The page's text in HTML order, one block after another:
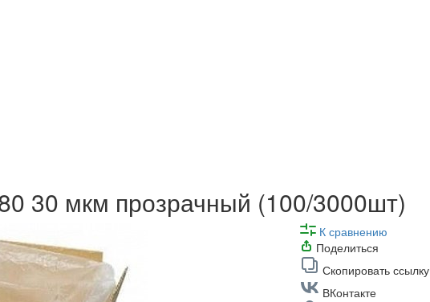
30 мкм прозрачный (100/3000шт)
К сравнению
Поделиться
Скопировать ссылку
ВКонтакте